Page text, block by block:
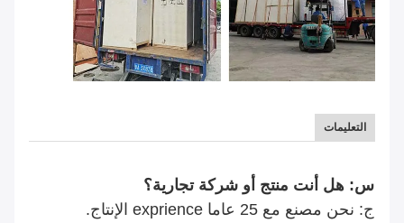
التعليمات
س: هل أنت منتج أو شركة تجارية؟
ج: نحن مصنع مع 25 عاما exprience الإنتاج.